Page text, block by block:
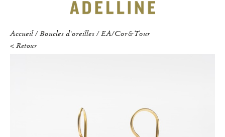
Accueil/Boucles d'oreilles /EA/Cor&Tour
< Retour